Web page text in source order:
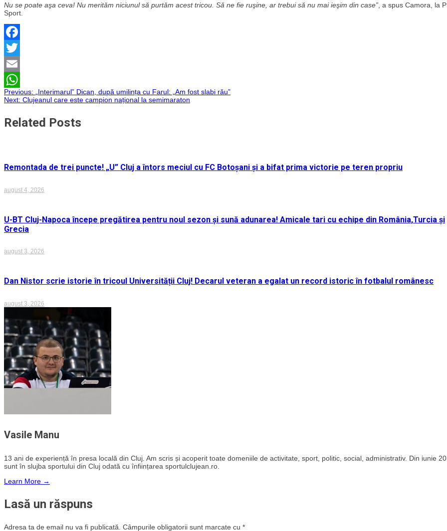
Nu se poate aşa ceva! Nu merităm niciunul să purtăm acest tricou. Să ne fie ruşine, ar trebui să nu mai ieşim din case” , a spus Camora, la
Sport.
Facebook
Twitter
Email
WhatsApp
Navigare
în
Previous:
„Interimarul” Dican, după umilința cu Farul: „Am fost slabi rău”
Next: Clujeanul care este campion național la semimaraton
Related Posts
Remontada de trei puncte! „U” Cluj a întors meciul cu FC Botoșani și a bifat prima victorie pe teren propriu
august 4, 2026
U-BT Cluj-Napoca începe pregătirea pentru noul sezon și sună adunarea! Amicale tari cu echipe din România,Turcia și
Grecia
august 3, 2026
Dan Nistor scrie istorie în tricoul Universității Cluj! Decarul veteran a egalat un record istoric în fotbalul românesc
august 3, 2026
Vasile Manu
13 ani de experiență în presa locală din Cluj. Am scris și acoperit toate domeniile de activitate, sport, politic, social, administrativ. Din iunie
sunt în slujba sportului din Cluj odată cu înființarea sportulclujean.ro.
Learn More →
Lasă un răspuns
Adresa ta de email nu va fi publicată. Câmpurile obligatorii sunt marcate cu *